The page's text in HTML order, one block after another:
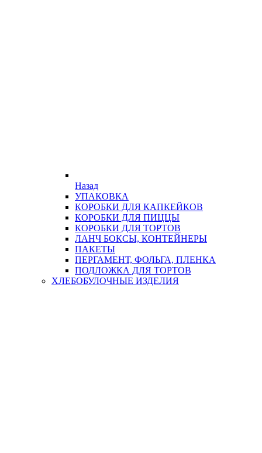
Назад
УПАКОВКА
КОРОБКИ ДЛЯ КАПКЕЙКОВ
КОРОБКИ ДЛЯ ПИЦЦЫ
КОРОБКИ ДЛЯ ТОРТОВ
ЛАНЧ БОКСЫ, КОНТЕЙНЕРЫ
ПАКЕТЫ
ПЕРГАМЕНТ, ФОЛЬГА, ПЛЕНКА
ПОДЛОЖКА ДЛЯ ТОРТОВ
ХЛЕБОБУЛОЧНЫЕ ИЗДЕЛИЯ